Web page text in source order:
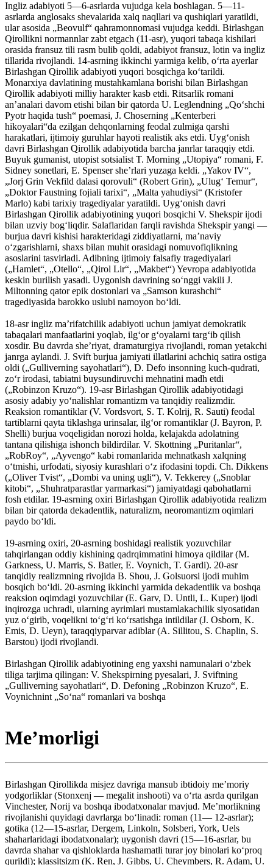
Ingliz adabiyoti 5—6-asrlarda vujudga kela boshlagan. 5—11-
asrlarda anglosaks shevalarida xalq naqllari va qushiqlari yaratildi,
ular asosida „Beovulf“ qahramonnomasi vujudga keddi. Birlashgan
Qirollikni normannlar zabt etgach (11-asr), yuqori tabaqa kishilari
orasida fransuz tili rasm bulib qoldi, adabiyot fransuz, lotin va ingliz
tillarida rivojlandi. 14-asrning ikkinchi yarmiga kelib, oʻrta ayerlar
Birlashgan Qirollik adabiyoti yuqori bosqichga koʻtarildi.
Monarxiya davlatining mustahkamlana borishi bilan Birlashgan
Qirollik adabiyoti milliy harakter kasb etdi. Ritsarlik romani
anʼanalari davom etishi bilan bir qatorda U. Leglendning „Qoʻshchi
Pyotr haqida tush“ poemasi, J. Choserning „Kenterberi
hikoyalari“da ezilgan dehqonlarning feodal zulmiga qarshi
harakatlari, ijtimoiy guruhlar hayoti realistik aks etdi. Uygʻonish
davri Birlashgan Qirollik adabiyotida barcha janrlar taraqqiy etdi.
Buyuk gumanist, utopist sotsialist T. Morning „Utopiya“ romani, F.
Sidney sonetlari, E. Spenser sheʼrlari yuzaga keldi. „Yakov IV“,
„Jorj Grin Vekfild dalasi qorovuli“ (Robert Grin), „Ulugʻ Temur“,
„Doktor Faustning fojiali tarixi“, „Malta yahudiysi“ (Kristofer
Marlo) kabi tarixiy tragediyalar yaratildi. Uygʻonish davri
Birlashgan Qirollik adabiyotining yuqori bosqichi V. Shekspir ijodi
bilan uzviy bogʻliqdir. Salaflaridan farqli ravishda Shekspir yangi —
burjua davri kishisi harakteridagi ziddiyatlarni, maʼnaviy
oʻzgarishlarni, shaxs bilan muhit orasidagi nomuvofiqlikning
asoslarini tasvirladi. Adibning ijtimoiy falsafiy tragediyalari
(„Hamlet“, „Otello“, „Qirol Lir“, „Makbet“) Yevropa adabiyotida
keskin burilish yasadi. Uygonish davrining soʻnggi vakili J.
Miltonning qator epik dostonlari va „Samson kurashchi“
tragediyasida barokko uslubi namoyon boʻldi.
18-asr ingliz maʼrifatchilik adabiyoti uchun jamiyat demokratik
tabaqalari manfaatlarini yoqlab, ilgʻor gʻoyalarni targʻib qilish
xosdir. Bu davrda sheʼriyat, dramaturgiya rivojlandi, roman yetakchi
janrga aylandi. J. Svift burjua jamiyati illatlarini achchiq satira ostiga
oldi („Gulliverning sayohatlari“), D. Defo insonning kuch-qudrati,
zoʻr irodasi, tabiatni buysundiruvchi mehnatini madh etdi
(„Robinzon Kruzo“). 19-asr Birlashgan Qirollik adabiyotidagi
asosiy adabiy yoʻnalishlar romantizm va tanqidiy realizmdir.
Reaksion romantiklar (V. Vordsvort, S. T. Kolrij, R. Sauti) feodal
tartiblarni qayta tiklashga urinsalar, ilgʻor romantiklar (J. Bayron, P.
Shelli) burjua voqeligidan norozi holda, kelajakda adolatning
tantana qilishiga ishonch bildirdilar. V. Skottning „Puritanlar“,
„RobRoy“, „Ayvengo“ kabi romanlarida mehnatkash xalqning
oʻtmishi, urfodati, siyosiy kurashlari oʻz ifodasini topdi. Ch. Dikkens
(„Oliver Tvist“, „Dombi va uning ugli“), V. Tekkerey („Snoblar
kitobi“, „Shuhratparastlar yarmarkasi“) jamiyatdagi qabohatlarni
fosh etdilar. 19-asrning oxiri Birlashgan Qirollik adabiyotida realizm
bilan bir qatorda dekadentlik, naturalizm, neoromantizm oqimlari
paydo boʻldi.
19-asrning oxiri, 20-asrning boshidagi realistik yozuvchilar
tahqirlangan oddiy kishining qadrqimmatini himoya qildilar (M.
Garkness, U. Marris, S. Batler, E. Voynich, T. Gardi). 20-asr
tanqidiy realizmning rivojida B. Shou, J. Golsuorsi ijodi muhim
bosqich boʻldi. 20-asrning ikkinchi yarmida dekadentlik va boshqa
reaksion oqimdagi yozuvchilar (E. Garv, D. Untli, L. Kuper) ijodi
inqirozga uchradi, ularning ayrimlari mustamlakachilik siyosatidan
yuz oʻgirib, voqelikni toʻgʻri koʻrsatishga intildilar (J. Osborn, K.
Emis, D. Ueyn), taraqqiyparvar adiblar (A. Sillitou, S. Chaplin, S.
Barstou) ijodi rivojlandi.
Birlashgan Qirollik adabiyotining eng yaxshi namunalari oʻzbek
tiliga tarjima qilingan: V. Shekspirning pyesalari, J. Sviftning
„Gulliverning sayohatlari“, D. Defoning „Robinzon Kruzo“, E.
Voynichnint „Soʻna“ romanlari va boshqa
Meʼmorligi
Birlashgan Qirollikda misjez davriga mansub ibtidoiy meʼmoriy
yodgorliklar (Stonxenj — megalit inshooti) va oʻrta asrda qurilgan
Vinchester, Norij va boshqa ibodatxonalar mavjud. Meʼmorlikning
rivojlanishi quyidagi davrlarga boʻlinadi: roman (11— 12-asrlar);
gotika (12—15-asrlar, Dergem, Linkoln, Solsberi, York, Uels
shaharlaridagi ibodatxonalar); uygonish davri (15—16-asrlar, bu
davrda shahar va qishloklarda hashamatli turar joy binolari koʻproq
qurildi); klassitsizm (K. Ren, J. Gibbs, U. Cheymbers, R. Adam, U.